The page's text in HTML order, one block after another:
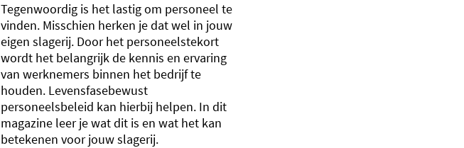
Tegenwoordig is het lastig om personeel te
vinden. Misschien herken je dat wel in jouw
eigen slagerij. Door het personeelstekort
wordt het belangrijk de kennis en ervaring
van werknemers binnen het bedrijf te
houden. Levensfasebewust
personeelsbeleid kan hierbij helpen. In dit
magazine leer je wat dit is en wat het kan
betekenen voor jouw slagerij.